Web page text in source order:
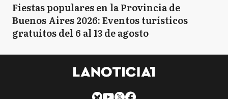
Fiestas populares en la Provincia de
Buenos Aires 2026: Eventos turísticos
gratuitos del 6 al 13 de agosto